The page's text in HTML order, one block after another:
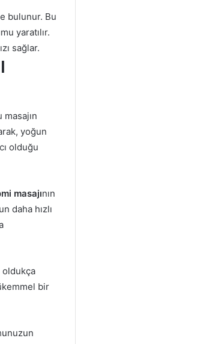
bulunur. Bu
yaratılır.
sağlar.
yoğun
olduğu
masajının
daha hızlı
oldukça
bir